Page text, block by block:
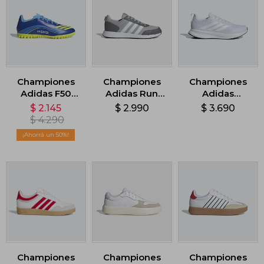
Championes
Adidas F50
Messi Club -
Azul
$ 2.145
$ 4.290
50
Championes
Adidas Run
50S - Gris
$ 2.990
Championes
Adidas
Runblaze -
$ 3.690
Championes
Championes
Championes